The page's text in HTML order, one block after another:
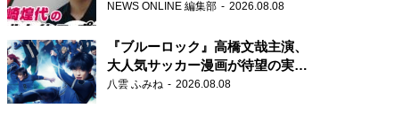
0(ZERO)』に初登場「今からとて
NEWS ONLINE 編集部 2026.08.08
『ブルーロック』高橋文哉主演、
大人気サッカー漫画が待望の実写
映画に
八雲 ふみね 2026.08.08